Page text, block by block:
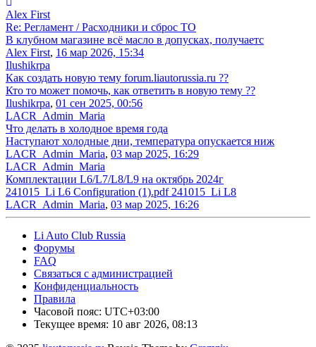
Alex First
Re: Регламент / Расходники и сброс ТО
В клубном магазине всё масло в допусках, получаетс
Alex First, 16 мар 2026, 15:34
Ilushikrpa
Как создать новую тему forum.liautorussia.ru ??
Кто то может помочь, как ответить в новую тему ??
Ilushikrpa, 01 сен 2025, 00:56
LACR_Admin_Maria
Что делать в холодное время года
Наступают холодные дни, температура опускается ниж
LACR_Admin_Maria, 03 мар 2025, 16:29
LACR_Admin_Maria
Комплектации L6/L7/L8/L9 на октябрь 2024г
241015_Li L6 Configuration (1).pdf 241015_Li L8
LACR_Admin_Maria, 03 мар 2025, 16:26
Li Auto Club Russia
Форумы
FAQ
Связаться с администрацией
Конфиденциальность
Правила
Часовой пояс: UTC+03:00
Текущее время: 10 авг 2026, 08:13